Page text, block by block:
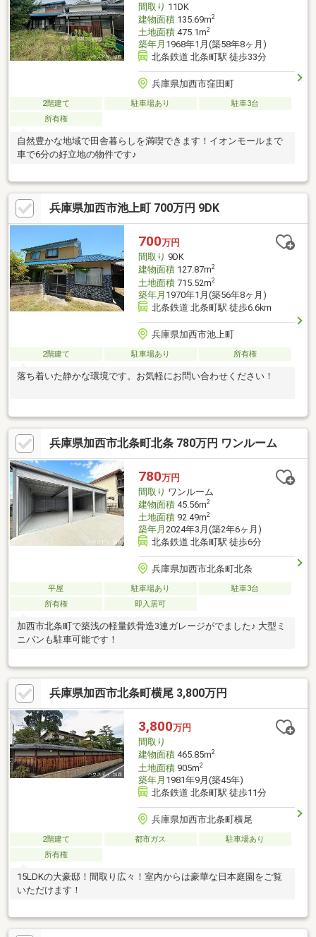
間取り 11DK
建物面積135.69m2
土地面積475.1m2
築年月 1968年1月(築58年8ヶ月)
北条鉄道 北条町駅 徒歩33分
兵庫県加西市窪田町
2階建て 駐車場あり
駐車3台
所有権
自然豊かな地域で田舎暮らしを満喫できます！イオンモールまで
車で6分の好立地の物件です♪
兵庫県加西市池上町 700万円 9DK
700万円
間取り 9DK
建物面積127.87m2
土地面積715.52m2
築年月 1970年1月(築56年8ヶ月)
北条鉄道 北条町駅 徒歩6.6km
兵庫県加西市池上町
2階建て 駐車場あり 所有権
落ち着いた静かな環境です。お気軽にお問い合わせください！
兵庫県加西市北条町北条 780万円 ワンルーム
780万円
間取り ワンルーム
建物面積45.56m2
土地面積92.49m2
築年月 2024年3月(築2年6ヶ月)
北条鉄道 北条町駅 徒歩6分
兵庫県加西市北条町北条
平屋 駐車場あり
駐車3台
所有権
即入居可
加西市北条町で築浅の軽量鉄骨造3連ガレージがでました♪ 大型ミ
ニバンも駐車可能です！
兵庫県加西市北条町横尾 3,800万円
3,800万円
間取り
建物面積465.85m2
土地面積905m2
築年月 1981年9月(築45年)
北条鉄道 北条町駅 徒歩11分
兵庫県加西市北条町横尾
2階建て 都市ガス
駐車場あり
所有権
15LDKの大豪邸！間取り広々！室内からは豪華な日本庭園をご覧
いただけます！